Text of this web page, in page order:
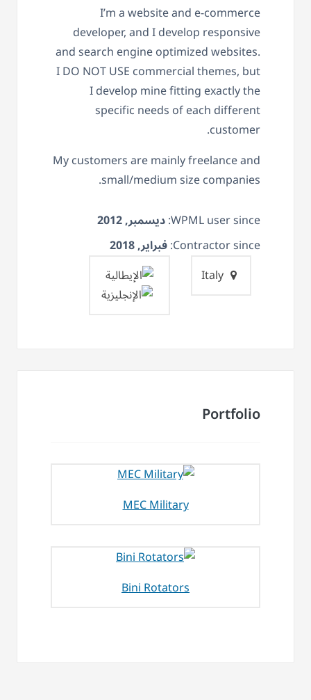
I’m a website and e-commerce
developer, and I develop responsive
and search engine optimized websites.
I DO NOT USE commercial themes, but
I develop mine fitting exactly the
specific needs of each different
customer.
My customers are mainly freelance and
small/medium size companies.
WPML user since: ديسمبر, 2012
Contractor since: فبراير, 2018
Portfolio
MEC Military
Bini Rotators